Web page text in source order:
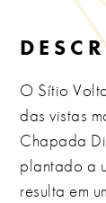
O Sítio
das vistas
Chapada
plantado a
resulta em